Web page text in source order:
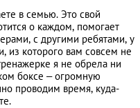
в семью. Это свой
о каждом, помогает
с другими ребятами, у
из которого вам совсем не
я не обрела ни
боксе – огромную
проводим время, куда-